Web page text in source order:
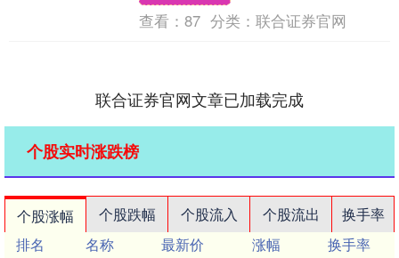
查看： 87 分类： 联合证券官网
联合证券官网文章已加载完成
个股实时涨跌榜
个股涨幅 个股跌幅 个股流入 个股流出
换手率
排名
名称 最新价 涨幅
换手率